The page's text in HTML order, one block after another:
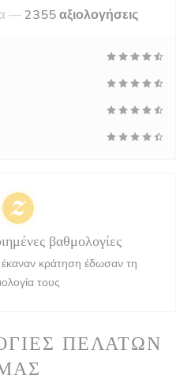
ΠΕΛΑΤΏΝ
—2355 αξιολογήσεις
βαθμολογίες
κράτηση έδωσαν τη
τους